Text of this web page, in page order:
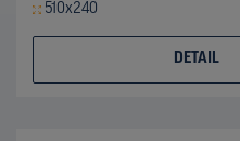
510x240
DETAIL